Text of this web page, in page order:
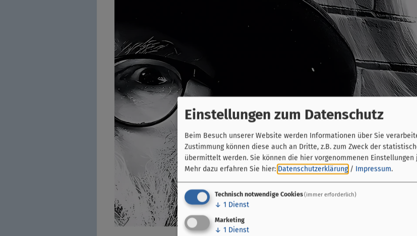
Einstellungen zum Datenschutz
Beim Besuch unserer Website werden Informationen über Sie
Zustimmung können diese auch an Dritte, z.B. zum Zweck der
übermittelt werden. Sie können die hier vorgenommenen Einstellungen
Mehr dazu erfahren Sie hier: Datenschutzerklärung / Impressum.
Technisch notwendige Cookies(immer erforderlich)
↓ 1 Dienst
Marketing
↓ 1 Dienst